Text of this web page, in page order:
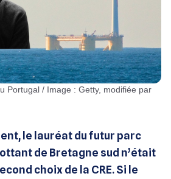
le lauréat du futur parc
de Bretagne sud n’était
choix de la CRE. Si le